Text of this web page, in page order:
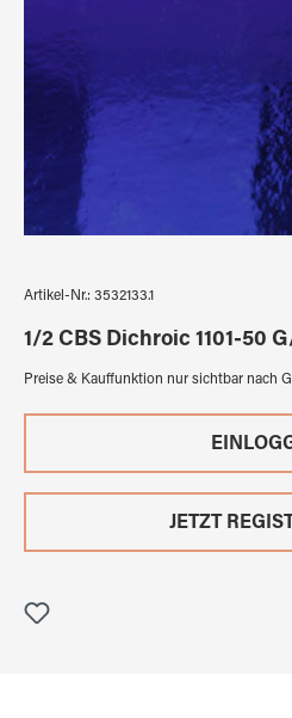
Artikel-Nr.: 3532133.1
1/2 CBS Dichroic 1101-50
Preise & Kauffunktion nur sichtbar nach
JETZT